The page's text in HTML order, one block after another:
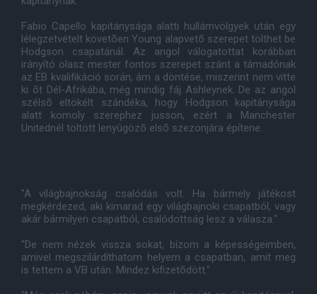
Fabio Capello kapitánysága alatti hullámvölgyek után egy
lélegzetvételt követõen Young alapvetõ szerepet tölthet be
Hodgson csapatánál. Az angol válogatottat korábban
irányító olasz mester fontos szerepet szánt a támadónak
az EB kvalifikáció során, ám a döntése, miszerint nem vitte
ki õt Dél-Afrikába, még mindig fáj Ashleynek. De az angol
szélsõ eltökélt szándéka, hogy Hodgson kapitánysága
alatt komoly szerephez jusson, ezért a Manchester
Unitednél töltött lenyûgözõ elsõ szezonjára építene.
"A világbajnokság csalódás volt. Ha bármely játékost
megkérdezed, aki kimarad egy világbajnoki csapatból, vagy
akár bármilyen csapatból, csalódottság lesz a válasza."
"De nem nézek vissza sokat, bízom a képességeimben,
amivel megszilárdíthatom helyem a csapatban, amit meg
is tettem a VB után. Mindez kifizetõdött."